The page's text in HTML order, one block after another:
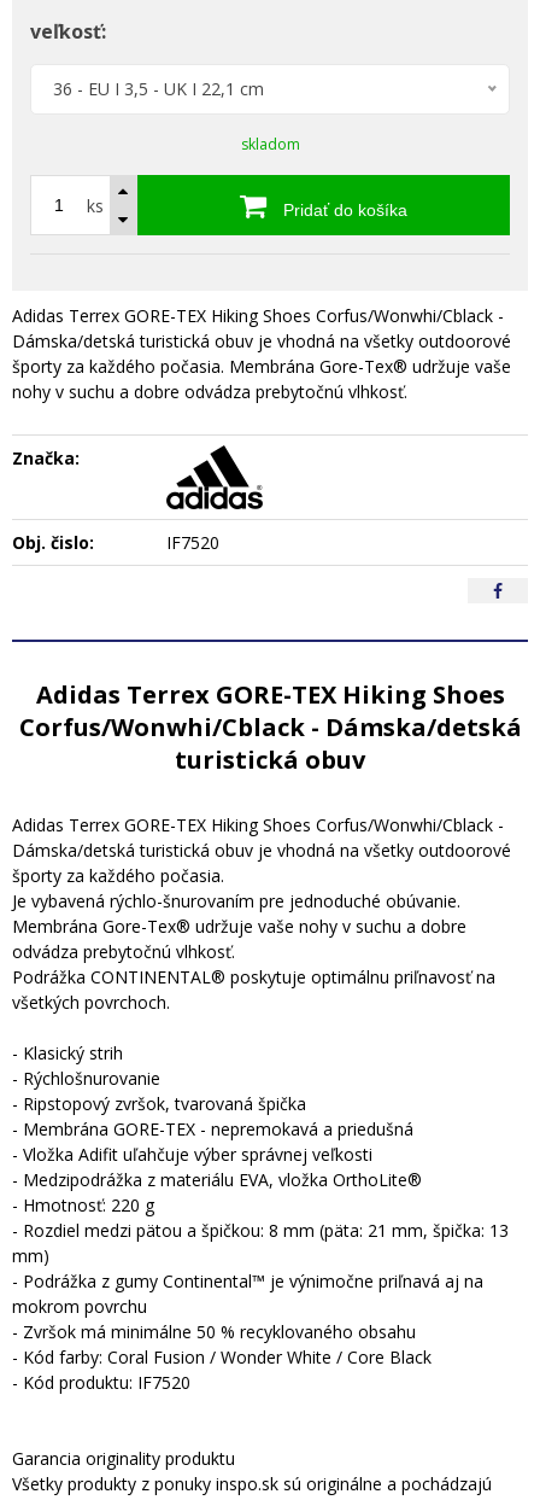
veľkosť:
36 - EU I 3,5 - UK I 22,1 cm
skladom
ks Pridať do košíka
Adidas Terrex GORE-TEX Hiking Shoes Corfus/Wonwhi/Cblack -
Dámska/detská turistická obuv je vhodná na všetky outdoorové
športy za každého počasia. Membrána Gore-Tex® udržuje vaše
nohy v suchu a dobre odvádza prebytočnú vlhkosť.
Značka:
Obj. čislo: IF7520
Adidas Terrex GORE-TEX Hiking Shoes
Corfus/Wonwhi/Cblack - Dámska/detská
turistická obuv
Adidas Terrex GORE-TEX Hiking Shoes Corfus/Wonwhi/Cblack -
Dámska/detská turistická obuv je vhodná na všetky outdoorové
športy za každého počasia.
Je vybavená rýchlo-šnurovaním pre jednoduché obúvanie.
Membrána Gore-Tex® udržuje vaše nohy v suchu a dobre
odvádza prebytočnú vlhkosť.
Podrážka CONTINENTAL® poskytuje optimálnu priľnavosť na
všetkých povrchoch.
- Klasický strih
- Rýchlošnurovanie
- Ripstopový zvršok, tvarovaná špička
- Membrána GORE-TEX - nepremokavá a priedušná
- Vložka Adifit uľahčuje výber správnej veľkosti
- Medzipodrážka z materiálu EVA, vložka OrthoLite®
- Hmotnosť: 220 g
- Rozdiel medzi pätou a špičkou: 8 mm (päta: 21 mm, špička: 13
mm)
- Podrážka z gumy Continental™ je výnimočne priľnavá aj na
mokrom povrchu
- Zvršok má minimálne 50 % recyklovaného obsahu
- Kód farby: Coral Fusion / Wonder White / Core Black
- Kód produktu: IF7520
Garancia originality produktu
Všetky produkty z ponuky inspo.sk sú originálne a pochádzajú